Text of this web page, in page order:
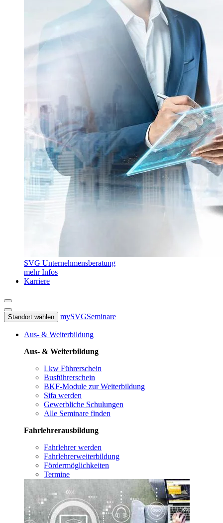
SVG Unternehmensberatung
mehr Infos
Karriere
Standort wählen mySVGSeminare
Aus- & Weiterbildung
Aus- & Weiterbildung
Lkw Führerschein
Busführerschein
BKF-Module zur Weiterbildung
Sifa werden
Gewerbliche Schulungen
Alle Seminare finden
Fahrlehrerausbildung
Fahrlehrer werden
Fahrlehrerweiterbildung
Fördermöglichkeiten
Termine